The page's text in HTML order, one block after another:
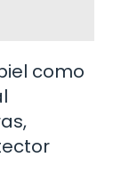
como